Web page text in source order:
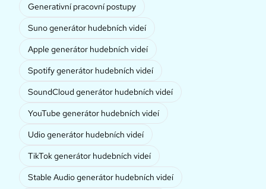
Generativní pracovní postupy
Suno generátor hudebních videí
Apple generátor hudebních videí
Spotify generátor hudebních videí
SoundCloud generátor hudebních videí
YouTube generátor hudebních videí
Udio generátor hudebních videí
TikTok generátor hudebních videí
Stable Audio generátor hudebních videí